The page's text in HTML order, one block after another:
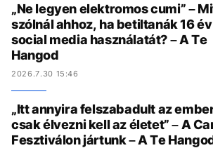
„Ne legyen elektromos cumi” –
szólnál ahhoz, ha betiltanák 16
social media használatát? – A Te
Hangod
2026.7.30 15:46
„Itt annyira felszabadult az
csak élvezni kell az életet” – A
Fesztiválon jártunk – A Te